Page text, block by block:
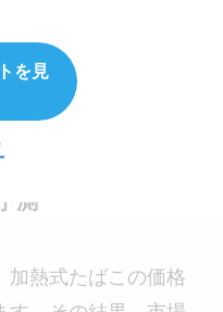
に大きな影響を与え
測
加熱式たばこの価格
を見